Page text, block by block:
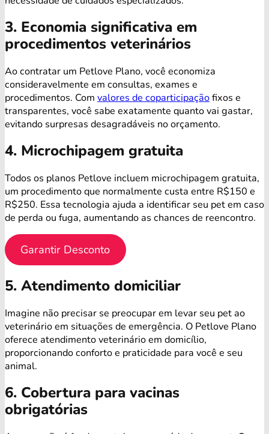
3. Economia significativa em
procedimentos veterinários
Ao contratar um Petlove Plano, você economiza
consideravelmente em consultas, exames e
procedimentos. Com valores de coparticipaçãofixos e
transparentes, você sabe exatamente quanto vai gastar,
evitando surpresas desagradáveis no orçamento.
4. Microchipagem gratuita
Todos os planos Petlove incluem microchipagem gratuita,
um procedimento que normalmente custa entre R$150 e
R$250. Essa tecnologia ajuda a identificar seu pet em caso
de perda ou fuga, aumentando as chances de reencontro.
Garantir Desconto
5. Atendimento domiciliar
Imagine não precisar se preocupar em levar seu pet ao
veterinário em situações de emergência. O Petlove Plano
oferece atendimento veterinário em domicílio,
proporcionando conforto e praticidade para você e seu
animal.
6. Cobertura para vacinas
obrigatórias